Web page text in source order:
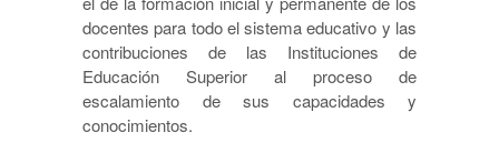
docentes para todo el sistema educativo y las
contribuciones de las Instituciones de
Educación Superior al proceso de
escalamiento de sus capacidades y
conocimientos.